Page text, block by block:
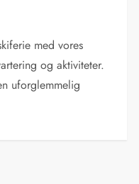
med vores
og aktiviteter.
uforglemmelig